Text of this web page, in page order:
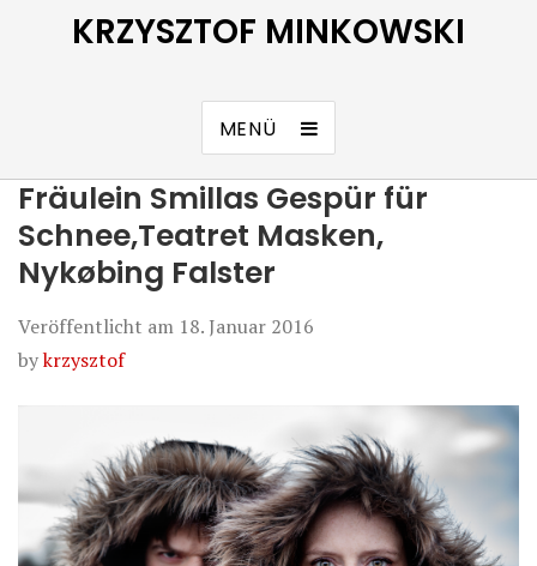
KRZYSZTOF MINKOWSKI
MENÜ
Fräulein Smillas Gespür für
Schnee,Teatret Masken,
Nykøbing Falster
Veröffentlicht am 18. Januar 2016
bykrzysztof